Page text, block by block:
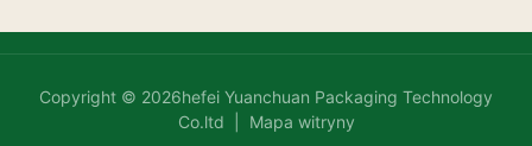
Copyright © 2026hefei Yuanchuan Packaging Technology
Co.ltd |
Mapa witryny